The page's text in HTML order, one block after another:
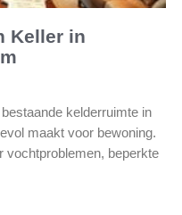
Keller in
kelderruimte in
maakt voor bewoning.
vochtproblemen, beperkte